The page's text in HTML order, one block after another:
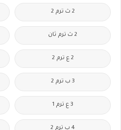
2 ث ترم 2
2 ث ترم ثان
2 ع ترم 2
3 ب ترم 2
3 ع ترم 1
4 ب ترم 2